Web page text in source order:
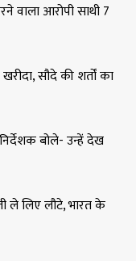
वाला आरोपी साथी 7
सौदे की शर्तों का
बोले- उन्हें देख
ले लिए लौटे, भारत के